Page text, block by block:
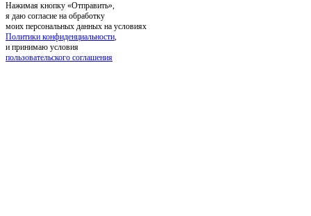
Нажимая кнопку «Отправить»,
я даю согласие на обработку
моих персональных данных на условиях
Политики конфиденциальности,
и принимаю условия
пользовательского соглашения